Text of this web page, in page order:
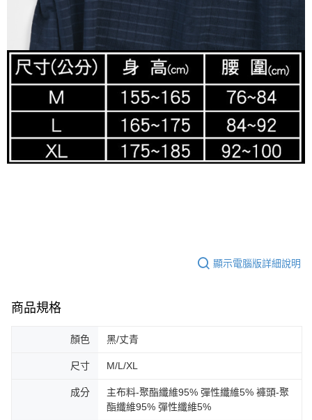
顯示電腦版詳細說明
商品規格
顏色 黑/丈青
尺寸 M/L/XL
成分
主布料-聚酯纖維95% 彈性纖維5% 褲頭-聚
酯纖維95% 彈性纖維5%